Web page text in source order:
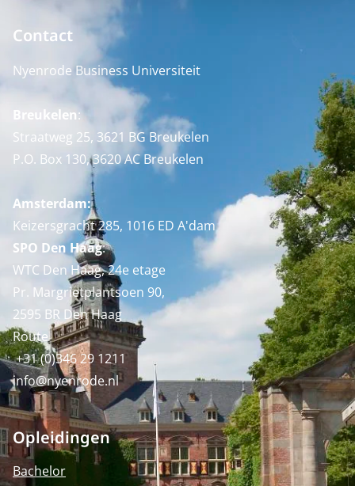
Contact
Nyenrode Business Universiteit
Breukelen:
Straatweg 25, 3621 BG Breukelen
P.O. Box 130, 3620 AC Breukelen
Amsterdam:
Keizersgracht 285, 1016 ED A'dam
SPO Den Haag:
WTC Den Haag, 24e etage
Pr. Margrietplantsoen 90,
2595 BR Den Haag
Route
+31 (0)346 29 1211
info@nyenrode.nl
Opleidingen
Bachelor